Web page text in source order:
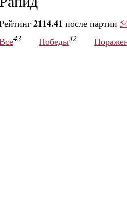
Рейтинг 2114.41 после партии
Все43 Победы32